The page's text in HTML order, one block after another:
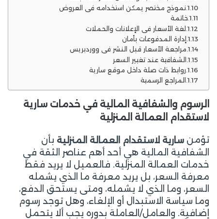
نموذج مختصر يمكن استخدامه في العروض
خاتمة
لغة الأسعار في الإعلانات والحملات
إدارة المدفوعات بأمان
مراجعة الأسعار قبل النشر في ووردبريس
الشفافية عند تغيير السعر
روابط ذات صلة داخل موقع سارية
المراجع الرسمية
الرسوم والشفافية المالية في خدمات سارية
لاستقدام العمالة المنزلية
تؤمن سارية لاستقدام العمالة المنزلية بأن
الشفافية المالية هي أحد أهم عناصر الثقة في
خدمات العمالة المنزلية. فالعميل لا يريد فقط
معرفة السعر، بل يريد معرفة ما الذي يشمله
السعر، وما الذي لا يشمله، ومتى يستحق الدفع،
وما سياسة الاستبدال أو الإلغاء، وهل توجد رسوم
إضافية. والعامل/العاملة بدوره يجب ألا يتحمل